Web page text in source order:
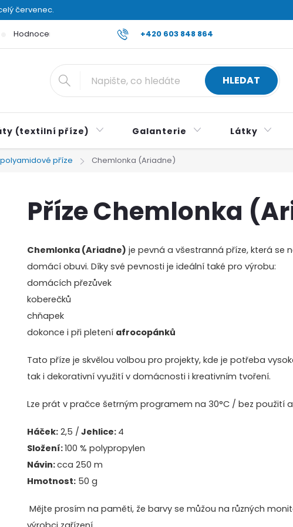
červenec.
+420 603 848 864
Hodnocení obchodu Reklamace a vrácení zboží Všeobecné
HLEDAT
(textilní příze) Galanterie Látky
příze Chemlonka (Ariadne)
Příze Chemlonka
Chemlonka (Ariadne) je pevná a všestranná příze, která se
domácí obuvi. Díky své pevnosti je ideální také pro výrobu:
domácích přezůvek
koberečků
chňapek
dokonce i při pletení afrocopánků
Tato příze je skvělou volbou pro projekty, kde je potřeba
tak i dekorativní využití v domácnosti i kreativním tvoření.
Lze prát v pračce šetrným programem na 30°C / bez použití
Háček: 2,5 / Jehlice: 4
Složení:100 % polypropylen
Návin:cca 250 m
Hmotnost: 50 g
Mějte prosím na paměti, že barvy se můžou na různých